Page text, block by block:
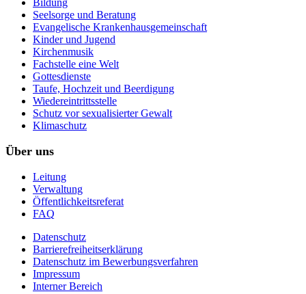
Seelsorge und Beratung
Evangelische Krankenhausgemeinschaft
Kinder und Jugend
Kirchenmusik
Fachstelle eine Welt
Gottesdienste
Taufe, Hochzeit und Beerdigung
Wiedereintrittsstelle
Schutz vor sexualisierter Gewalt
Klimaschutz
Über uns
Leitung
Verwaltung
Öffentlichkeitsreferat
FAQ
Datenschutz
Barrierefreiheitserklärung
Datenschutz im Bewerbungsverfahren
Impressum
Interner Bereich